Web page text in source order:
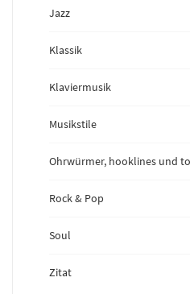
Jazz
Klassik
Klaviermusik
Musikstile
Ohrwürmer, hooklines und
Rock & Pop
Soul
Zitat